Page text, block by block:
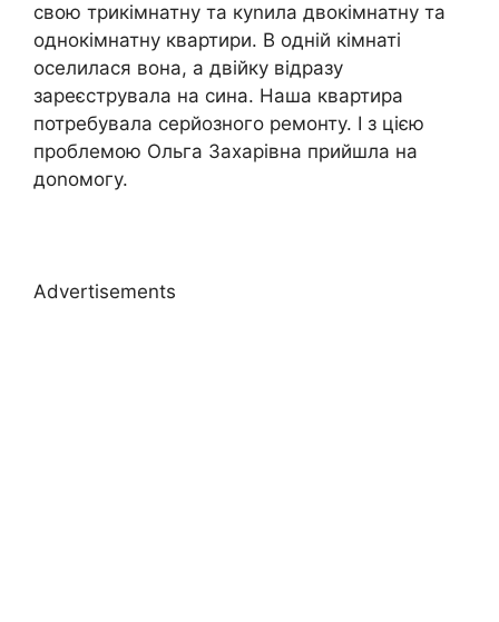
свою трикімнатну та куnила двокімнатну та
однокімнатну квартири. В одній кімнаті
оселилася вона, а двійку відразу
зареєструвала на сина. Наша квартира
потребувала серйозного ремонту. І з цією
проблемою Ольга Захарівна прийшла на
доnомогу.
Advertisements